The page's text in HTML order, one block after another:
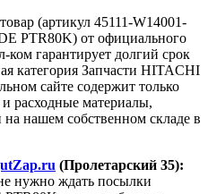
(артикул 45111-W14001-
PTR80K) от официального
гарантирует долгий срок
категория Запчасти HITACHI
сайте содержит только
расходные материалы,
на нашем собственном складе в
(Пролетарский 35):
нужно ждать посылки